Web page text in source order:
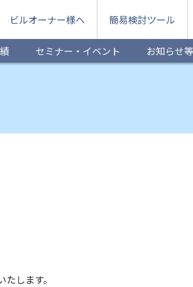
ビルオーナー様へ 簡易検討ツール
セミナー・イベント お知らせ等
します。